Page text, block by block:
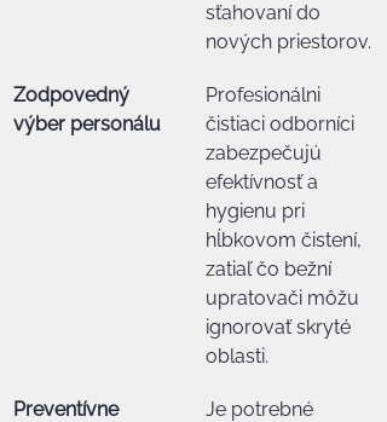
sťahovaní do
nových priestorov.
Zodpovedný
výber personálu
Profesionálni
čistiaci odborníci
zabezpečujú
efektívnosť a
hygienu pri
hĺbkovom čistení,
zatiaľ čo bežní
upratovači môžu
ignorovať skryté
oblasti.
Preventívne
Je potrebné